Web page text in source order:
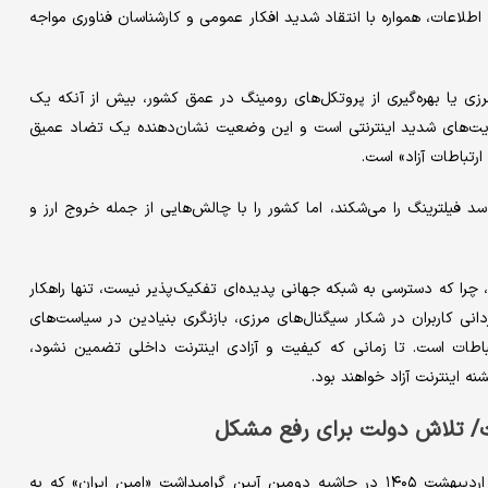
همواره با انتقاد شدید افکار عمومی و کارشناسان فناوری مواجه
یا بهره‌گیری از پروتکل‌های رومینگ در عمق کشور، بیش از آنکه یک
شدید اینترنتی است و این وضعیت نشان‌دهنده یک تضاد عمیق
آزاد» است.
فیلترینگ را می‌شکند، اما کشور را با چالش‌هایی از جمله خروج ارز و
چرا که دسترسی به شبکه جهانی پدیده‌ای تفکیک‌پذیر نیست، تنها راهکار
کاربران در شکار سیگنال‌های مرزی، بازنگری بنیادین در سیاست‌های
است. تا زمانی که کیفیت و آزادی اینترنت داخلی تضمین نشود،
اینترنت آزاد خواهند بود.
تلاش دولت برای رفع مشکل
سید ستار هاشمی، وزیر ارتباطات و فناوری اطلاعات روز دوشنبه ۲۱ اردیبهشت ۱۴۰۵ در حاشیه دومین آیین گرامیداشت «امینِ ایران» که به